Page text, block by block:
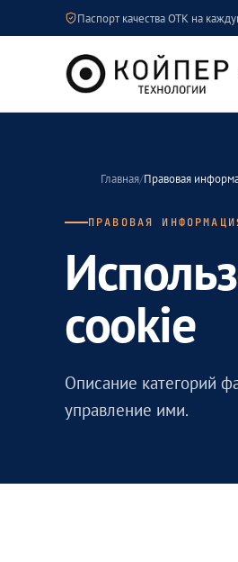
Паспорт качества ОТК на
Главная/Правовая
ПРАВОВАЯ
cookie
Описание категорий
управление ими.